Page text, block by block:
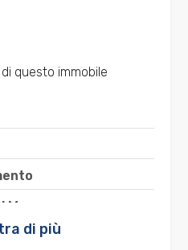
questo immobile
Mare